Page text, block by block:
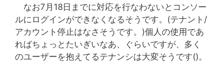
なお7月18日までに対応を行なわないとコンソー
ルにログインができなくなるそうです。(テナント/
アカウント停止はなさそうです。)個人の使用であ
ればちょっとたいぎいなあ、ぐらいですが、多く
のユーザーを抱えてるテナンシは大変そうです()。